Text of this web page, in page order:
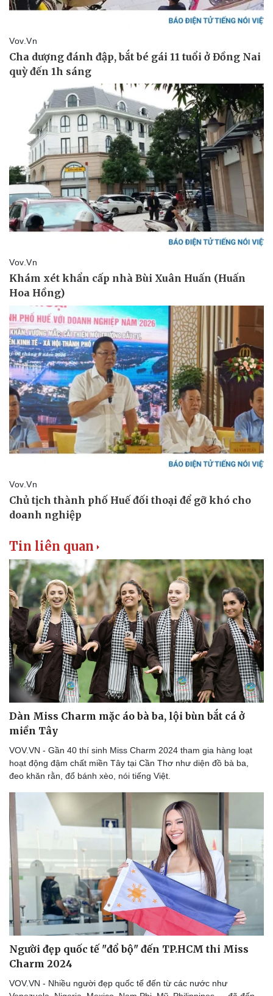
Văn hóa
Sân khấu - Điện ảnh
Văn học
Âm nhạc
Di sản
Nghệ sĩ
Thời trang
Sao Việt
Du lịch
Tư vấn
check-in
Podcast
Câu chuyện thời sự
Đọc truyện đêm khuya
Cửa sổ tình yêu
Kể chuyện cho bé
Hạt giống tâm hồn
Tin liên quan
Dàn Miss Charm mặc áo bà ba, lội bùn bắt cá ở
miền Tây
VOV.VN - Gần 40 thí sinh Miss Charm 2024 tham gia hàng loạt
hoạt động đậm chất miền Tây tại Cần Thơ như diện đồ bà ba,
đeo khăn rằn, đổ bánh xèo, nói tiếng Việt.
Người đẹp quốc tế "đổ bộ" đến TP.HCM thi Miss
Charm 2024
VOV.VN - Nhiều người đẹp quốc tế đến từ các nước như